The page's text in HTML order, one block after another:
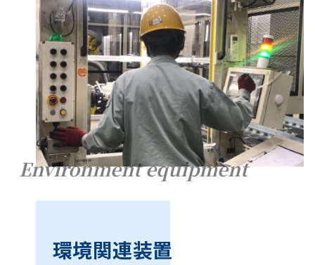
Environment equipment
環境関連装置